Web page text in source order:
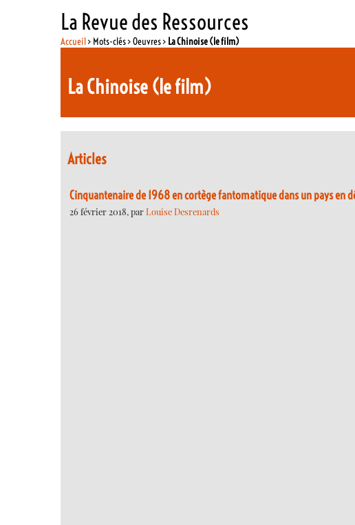
La Revue des Ressources
Accueil> Mots-clés > Oeuvres > La Chinoise (le film)
La Chinoise (le film)
Articles
Cinquantenaire de 1968 en cortège fantomatique dans un pays en
26 février 2018, parLouise Desrenards